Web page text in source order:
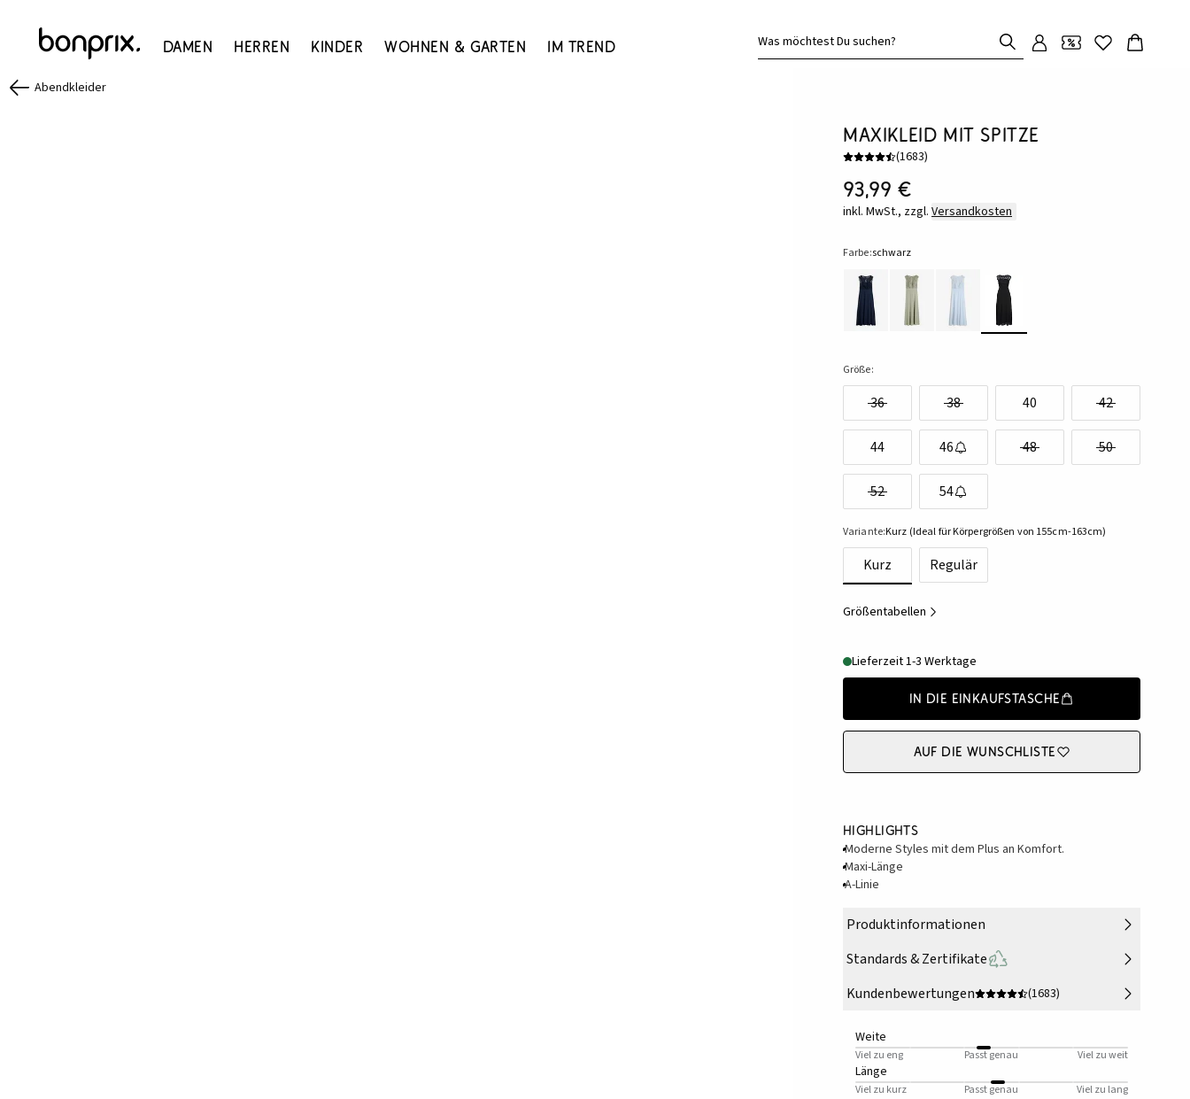
Damen Herren Kinder Wohnen & Garten Im Trend Was möchtest Du suchen?
Abendkleider
Maxikleid mit Spitze
(1683)
93,99 €
inkl. MwSt., zzgl. Versandkosten
Farbe:schwarz
Größe:
36 38 40 42
44 46 48 50
52 54
Variante:Kurz (Ideal für Körpergrößen von 155cm-163cm)
Kurz Regulär
Größentabellen
Lieferzeit 1-3 Werktage
In die Einkaufstasche
Auf die Wunschliste
Highlights
Moderne Styles mit dem Plus an Komfort.
Maxi-Länge
A-Linie
Produktinformationen
Standards & Zertifikate
Kundenbewertungen
(1683)
Weite
Viel zu eng Passt genau Viel zu weit
Länge
Viel zu kurz Passt genau Viel zu lang